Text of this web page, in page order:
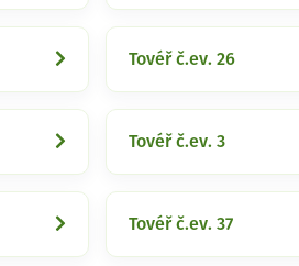
Tovéř č.ev. 26
Tovéř č.ev. 3
Tovéř č.ev. 37